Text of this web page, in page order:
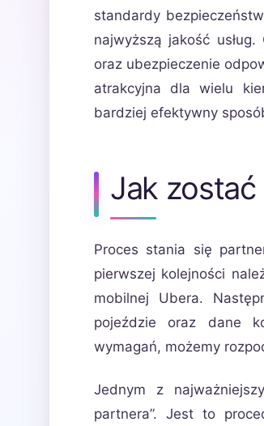
standardy
najwyższą jakość
oraz ubezpieczenie
atrakcyjna dla wielu
bardziej efektywny
Jak
Proces stania się
pierwszej kolejności
mobilnej Ubera.
pojeździe oraz dane
wymagań, możemy
Jednym z
partnera”. Jest to